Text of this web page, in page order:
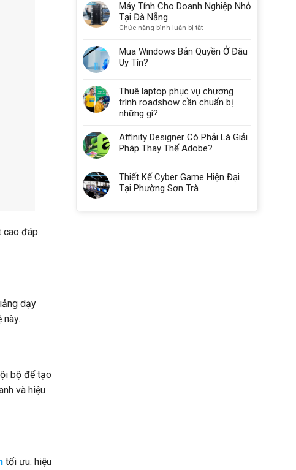
cao đáp
dạy
bộ để tạo
và hiệu
tối ưu: hiệu
Máy Tính Cho Doanh Nghiệp Nhỏ
Tại Đà Nẵng
Chức năng bình luận bị tắtở
Tính
Cho
Nhỏ
Tại
Mua Windows Bản Quyền Ở Đâu
Uy Tín?
Thuê laptop phục vụ chương
trình roadshow cần chuẩn bị
những gì?
Affinity Designer Có Phải Là Giải
Pháp Thay Thế Adobe?
Thiết Kế Cyber Game Hiện Đại
Tại Phường Sơn Trà